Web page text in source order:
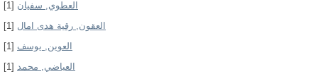
العطوي, سفيان [1]
العقون, رقية هدى امال [1]
العوين, يوسف [1]
العياضي, محمد [1]